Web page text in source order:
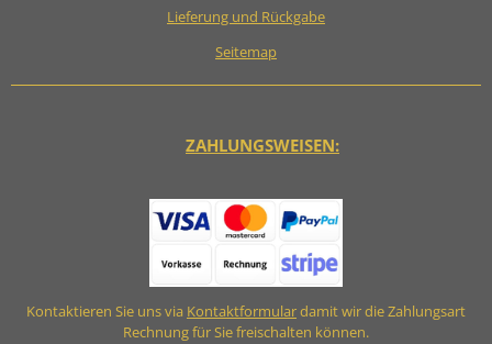
Lieferung und Rückgabe
Seitemap
ZAHLUNGSWEISEN:
Kontaktieren Sie uns via Kontaktformulardamit wir die Zahlungsart
Rechnung für Sie freischalten können.